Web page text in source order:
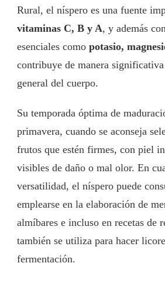
Rural, el níspero es una fuente
vitaminas C, B y A, y además
esenciales como potasio,
contribuye de manera
general del cuerpo.
Su temporada óptima de
primavera, cuando se aconseja
frutos que estén firmes, con piel
visibles de daño o mal olor. En
versatilidad, el níspero puede
emplearse en la elaboración de
almíbares e incluso en recetas de
también se utiliza para hacer
fermentación.